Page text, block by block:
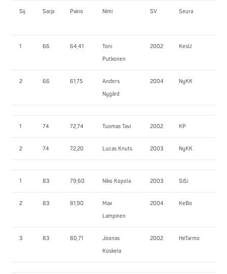
Sij. Sarja Paino Nimi SV Seura
1 66 64,41
Toni
Putkonen
2002 KesU
2 66 61,75
Anders
Nygård
2004 NyKK
1 74 72,74 Tuomas Tavi 2002 KP
2 74 72,20 Lucas Knuts 2003 NyKK
1 83 79,60 Niko Kopola 2003 SiSi
2 83 81,90
Max
Lampinen
2004 KeBo
3 83 80,71
Joonas
Koskela
2002 HeTarmo